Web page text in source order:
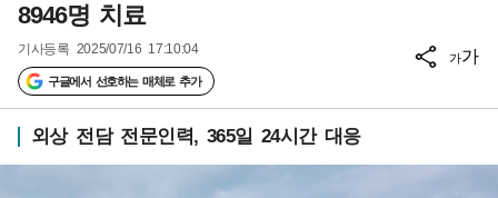
8946명 치료
기사등록 2025/07/16 17:10:04
구글에서 선호하는 매체로 추가
가가
외상 전담 전문인력, 365일 24시간 대응